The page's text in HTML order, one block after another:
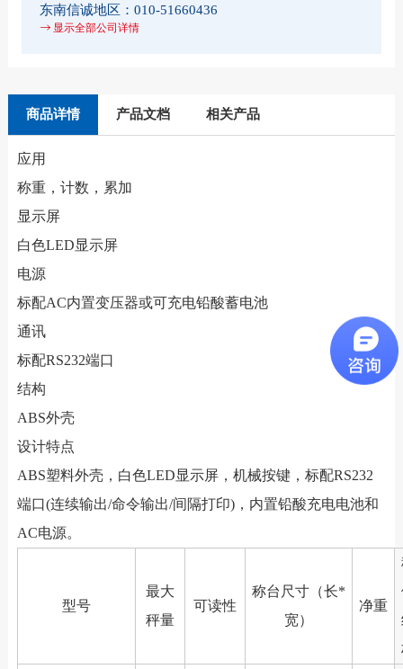
东南信诚地区： 010-51660436
显示全部公司详情
商品详情 产品文档 相关产品
应用
称重，计数，累加
显示屏
白色LED显示屏
电源
标配AC内置变压器或可充电铅酸蓄电池
通讯
标配RS232端口
结构
ABS外壳
设计特点
ABS塑料外壳，白色LED显示屏，机械按键，标配RS232
端口(连续输出/命令输出/间隔打印)，内置铅酸充电电池和
AC电源。
型号
最大
秤量
可读性
称台尺寸（长*
宽）
净重